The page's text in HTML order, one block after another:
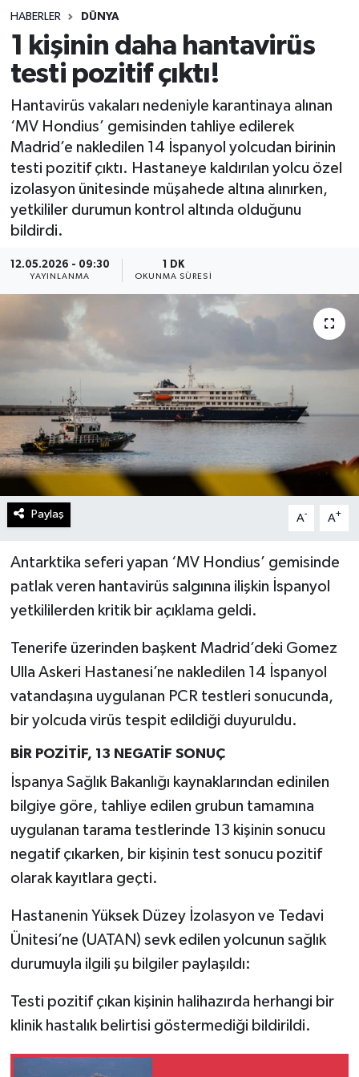
HABERLER DÜNYA
1 kişinin daha hantavirüs
testi pozitif çıktı!
Hantavirüs vakaları nedeniyle karantinaya alınan
‘MV Hondius’ gemisinden tahliye edilerek
Madrid’e nakledilen 14 İspanyol yolcudan birinin
testi pozitif çıktı. Hastaneye kaldırılan yolcu özel
izolasyon ünitesinde müşahede altına alınırken,
yetkililer durumun kontrol altında olduğunu
bildirdi.
12.05.2026 - 09:30
YAYINLANMA
1 DK
OKUNMA SÜRESI
Paylaş A- A+
Antarktika seferi yapan ‘MV Hondius’ gemisinde
patlak veren hantavirüs salgınına ilişkin İspanyol
yetkililerden kritik bir açıklama geldi.
Tenerife üzerinden başkent Madrid’deki Gomez
Ulla Askeri Hastanesi’ne nakledilen 14 İspanyol
vatandaşına uygulanan PCR testleri sonucunda,
bir yolcuda virüs tespit edildiği duyuruldu.
BİR POZİTİF, 13 NEGATİF SONUÇ
İspanya Sağlık Bakanlığı kaynaklarından edinilen
bilgiye göre, tahliye edilen grubun tamamına
uygulanan tarama testlerinde 13 kişinin sonucu
negatif çıkarken, bir kişinin test sonucu pozitif
olarak kayıtlara geçti.
Hastanenin Yüksek Düzey İzolasyon ve Tedavi
Ünitesi’ne (UATAN) sevk edilen yolcunun sağlık
durumuyla ilgili şu bilgiler paylaşıldı:
Testi pozitif çıkan kişinin halihazırda herhangi bir
klinik hastalık belirtisi göstermediği bildirildi.
Spor
Teknoloji
Yaşam